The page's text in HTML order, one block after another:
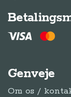
Genveje
Om os /